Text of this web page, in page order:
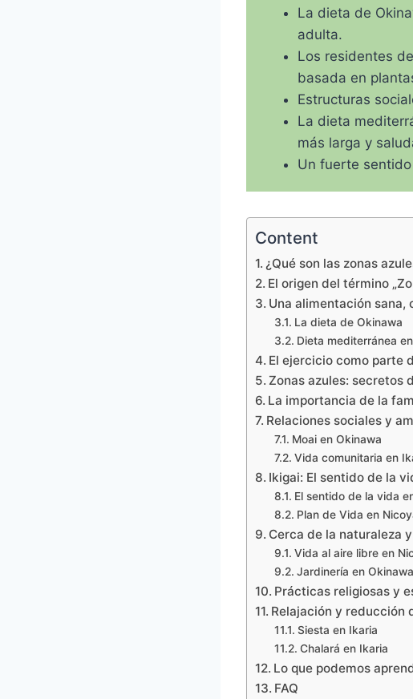
La dieta de
adulta.
Los residentes
basada en
Estructuras
La dieta
más larga y
Un fuerte
Content
¿Qué son las zonas
El origen del término
Una alimentación sana,
La dieta de Okinawa
Dieta mediterránea
El ejercicio como parte
Zonas azules: secretos
La importancia de la
Relaciones sociales y
Moai en Okinawa
Vida comunitaria en
Ikigai: El sentido de la
El sentido de la vida
Plan de Vida en
Cerca de la naturaleza
Vida al aire libre en
Jardinería en Okinawa
Prácticas religiosas y
Relajación y reducción
Siesta en Ikaria
Chalará en Ikaria
Lo que podemos
FAQ